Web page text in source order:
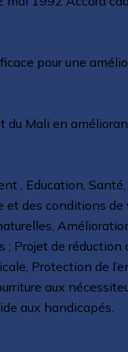
pour une
du Mali en
, Education,
et des conditions
; Projet de réduction
Protection de
aux
aux handicapés.